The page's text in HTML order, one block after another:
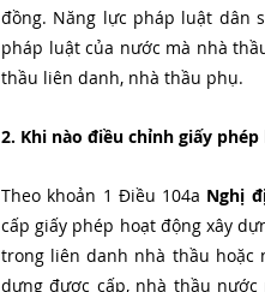
đồng. Năng lực pháp luật dân
pháp luật của nước mà nhà
thầu liên danh, nhà thầu phụ.
2. Khi nào điều chỉnh giấy
Theo khoản 1 Điều 104a Nghị
cấp giấy phép hoạt động xây
trong liên danh nhà thầu hoặc
dựng được cấp, nhà thầu